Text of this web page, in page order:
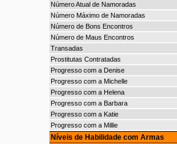
Número Atual de Namoradas
Número Máximo de Namoradas
Número de Bons Encontros
Número de Maus Encontros
Transadas
Prostitutas Contratadas
Progresso com a Denise
Progresso com a Michelle
Progresso com a Helena
Progresso com a Barbara
Progresso com a Katie
Progresso com a Millie
Níveis de Habilidade com Armas